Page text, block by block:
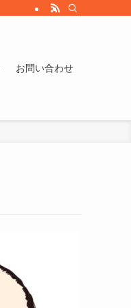
お問い合わせ